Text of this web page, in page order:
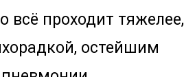
всё проходит тяжелее,
остейшим